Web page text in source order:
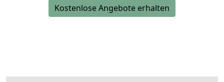
Kostenlose Angebote erhalten